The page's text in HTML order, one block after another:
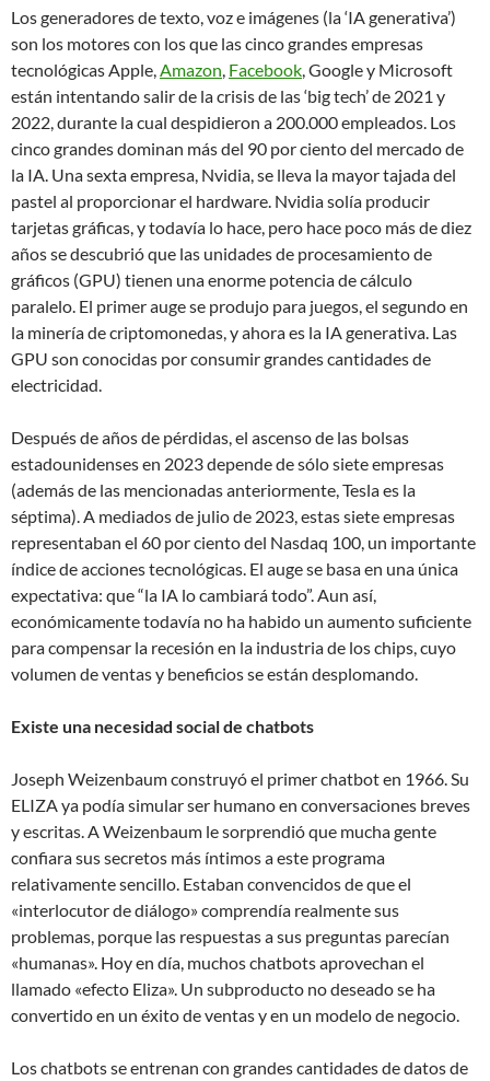
Los generadores de texto, voz e imágenes (la ‘IA generativa’)
son los motores con los que las cinco grandes empresas
tecnológicas Apple, Amazon Facebook , Google y Microsoft
están intentando salir de la crisis de las ‘big tech’ de 2021 y
2022, durante la cual despidieron a 200.000 empleados. Los
cinco grandes dominan más del 90 por ciento del mercado de
la IA. Una sexta empresa, Nvidia, se lleva la mayor tajada del
pastel al proporcionar el hardware. Nvidia solía producir
tarjetas gráficas, y todavía lo hace, pero hace poco más de diez
años se descubrió que las unidades de procesamiento de
gráficos (GPU) tienen una enorme potencia de cálculo
paralelo. El primer auge se produjo para juegos, el segundo en
la minería de criptomonedas, y ahora es la IA generativa. Las
GPU son conocidas por consumir grandes cantidades de
electricidad.
Después de años de pérdidas, el ascenso de las bolsas
estadounidenses en 2023 depende de sólo siete empresas
(además de las mencionadas anteriormente, Tesla es la
séptima). A mediados de julio de 2023, estas siete empresas
representaban el 60 por ciento del Nasdaq 100, un importante
índice de acciones tecnológicas. El auge se basa en una única
expectativa: que “la IA lo cambiará todo”. Aun así,
económicamente todavía no ha habido un aumento suficiente
para compensar la recesión en la industria de los chips, cuyo
volumen de ventas y beneficios se están desplomando.
Existe una necesidad social de chatbots
Joseph Weizenbaum construyó el primer chatbot en 1966. Su
ELIZA ya podía simular ser humano en conversaciones breves
y escritas. A Weizenbaum le sorprendió que mucha gente
confiara sus secretos más íntimos a este programa
relativamente sencillo. Estaban convencidos de que el
«interlocutor de diálogo» comprendía realmente sus
problemas, porque las respuestas a sus preguntas parecían
«humanas». Hoy en día, muchos chatbots aprovechan el
llamado «efecto Eliza». Un subproducto no deseado se ha
convertido en un éxito de ventas y en un modelo de negocio.
Los chatbots se entrenan con grandes cantidades de datos de